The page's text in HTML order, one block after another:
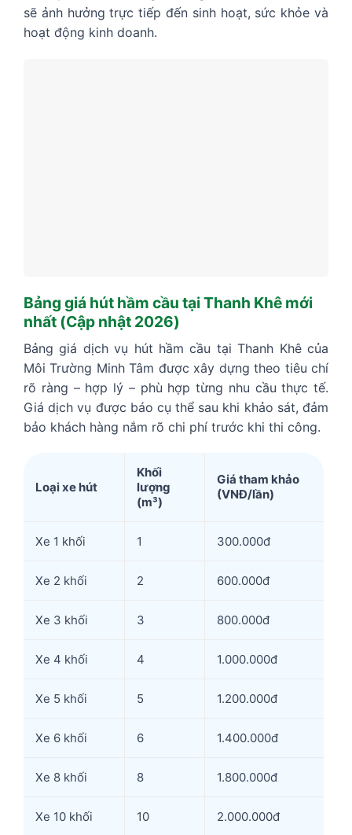
sẽ ảnh hưởng trực tiếp đến sinh hoạt, sức khỏe và
hoạt động kinh doanh.
Bảng giá hút hầm cầu tại Thanh Khê mới
nhất (Cập nhật 2026)
Bảng giá dịch vụ hút hầm cầu tại Thanh Khê của
Môi Trường Minh Tâm được xây dựng theo tiêu chí
rõ ràng – hợp lý – phù hợp từng nhu cầu thực tế.
Giá dịch vụ được báo cụ thể sau khi khảo sát, đảm
bảo khách hàng nắm rõ chi phí trước khi thi công.
Loại xe hút
Khối
lượng
(m³)
Giá tham khảo
(VNĐ/lần)
Xe 1 khối 1 300.000đ
Xe 2 khối 2 600.000đ
Xe 3 khối 3 800.000đ
Xe 4 khối 4 1.000.000đ
Xe 5 khối 5 1.200.000đ
Xe 6 khối 6 1.400.000đ
Xe 8 khối 8 1.800.000đ
Xe 10 khối 10 2.000.000đ